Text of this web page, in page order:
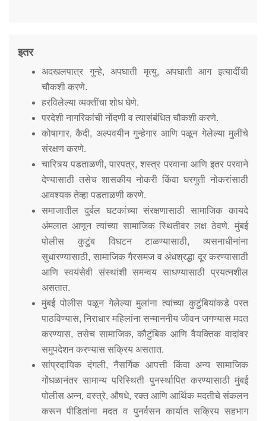
इतर
अदखलपात्र गुन्हे, अपघाती मृत्यु, अपघाती आग इत्यादींची
चौकशी करणे.
हरविलेल्या व्यक्तींचा शोध घेणे.
परदेशी नागरिकांची नोंदणी व त्यासंबंधित चौकशी करणे.
कोषागार, कैदी, अल्पवयीन गुन्हेगार आणि पळून गेलेल्या मुलींचे
संरक्षण करणे.
चारित्र्य पडताळणी, पारपत्र, शस्त्र परवाना आणि इतर परवाने
देण्यासाठी तसेच शासकीय नोकरी किंवा घरगुती नोकरांसाठी
आवश्यक तेव्हा पडताळणी करणे.
समाजातील दुर्बल घटकांच्या संरक्षणासाठी सामाजिक कायदे
अंमलात आणून त्यांच्या सामाजिक स्थितीवर लक्ष ठेवणे. मुंबई
पोलीस कुटुंब विघटन टाळण्यासाठी, व्यसनाधीनांना
सुधारण्यासाठी, सामाजिक गैरसमज व अंधश्रद्धा दूर करण्यासाठी
आणि स्वयंसेवी संस्थांशी समन्वय साधण्यासाठी प्रयत्नशील
असतात.
मुंबई पोलीस पळून गेलेल्या मुलांना त्यांच्या कुटुंबियांकडे परत
पाठविण्यास, निराधार महिलांना सन्माननीय जीवन जगण्यास मदत
करण्यास, तसेच सामाजिक, कौटुंबिक आणि वैयक्तिक वादांवर
समुपदेशन करण्यास सक्रिय असतात.
सांप्रदायिक दंगली, नैसर्गिक आपत्ती किंवा अन्य सामाजिक
गोंधळानंतर सामान्य परिस्थिती पुनर्स्थापित करण्यासाठी मुंबई
पोलीस अन्न, वस्त्रे, औषधे, रक्त आणि आर्थिक मदतीचे संकलन
करून पीडितांना मदत व पुनर्वसन कार्यात सक्रिय सहभाग